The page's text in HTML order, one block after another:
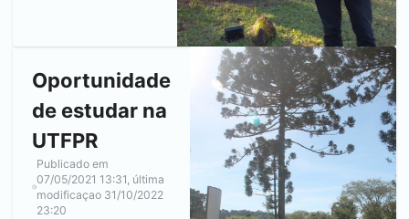
Oportunidade
de estudar na
UTFPR
Publicado em
07/05/2021 13:31, última
modificaçao 31/10/2022
23:20